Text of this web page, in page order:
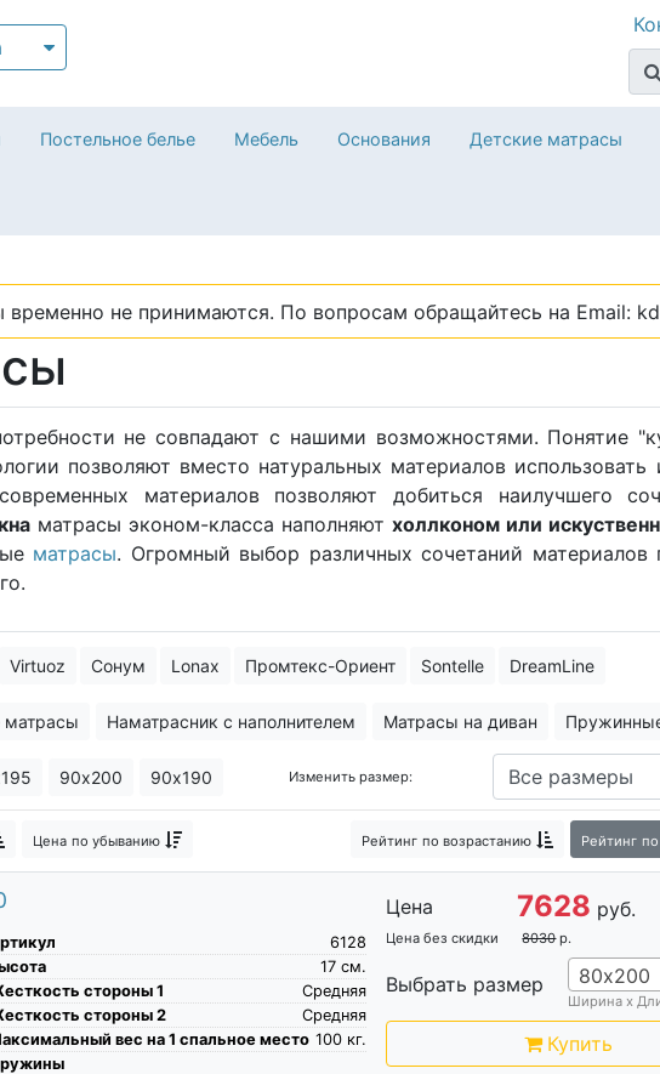
Постельное белье Мебель Основания Детские матрасы
временно не принимаются. По вопросам обращайтесь на Email:
не совпадают с нашими возможностями. Понятие
позволяют вместо натуральных материалов
материалов позволяют добиться наилучшего
матрасы эконом-класса наполняют холлконом или
матраcы. Огромный выбор различных сочетаний
Virtuoz Сонум Lonax Промтекс-Ориент Sontelle DreamLine
матрасы Наматрасник с наполнителем Матрасы на диван
Матрас с искусственным
матрас Спящий матрас Матрас Comfort Матрас Плюс
матрасы Матрасы беспружинные кокосовые Импортные матрасы
90х200 90х190 Изменить размер:
Цена по убыванию Рейтинг по возрастанию Рейтинг
6128
см.
17
стороны 1
Средняя
стороны 2
Средняя
вес на 1 спальное место
кг.
100
Цена 7628 руб.
Цена без скидки 8030 р.
Выбрать размер 80х200
Ширина х
Купить